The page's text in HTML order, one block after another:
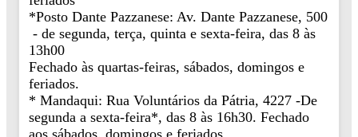
*Posto Dante Pazzanese: Av. Dante Pazzanese, 500
- de segunda, terça, quinta e sexta-feira, das 8 às
13h00
Fechado às quartas-feiras, sábados, domingos e
feriados.
* Mandaqui: Rua Voluntários da Pátria, 4227 -De
segunda a sexta-feira*, das 8 às 16h30. Fechado